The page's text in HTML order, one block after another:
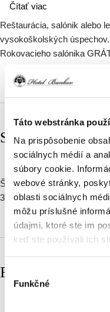
Táto webstránka
Na prispôsobenie
sociálnych médií a
súbory cookie.
webové stránky,
oblasti sociálnych
môžu príslušné
údajmi, ktoré ste im
keď ste používali ich
Výber
súhlasu
Funkčné
Čítať viac
Reštaurácia, salónik alebo
vysokoškolských
Rokovacieho salónika
Čítať viac
o Stužková
ŠPECIÁLNA PONUKA:
3 chodové menu a bohaté
RODINNÉ